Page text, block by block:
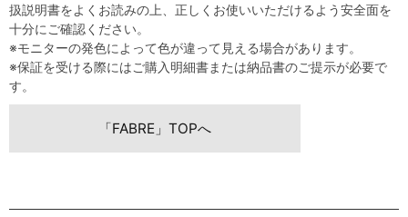
扱説明書をよくお読みの上、正しくお使いいただけるよう安全面を
十分にご確認ください。
※モニターの発色によって色が違って見える場合があります。
※保証を受ける際にはご購入明細書または納品書のご提示が必要で
す。
「FABRE」TOPへ